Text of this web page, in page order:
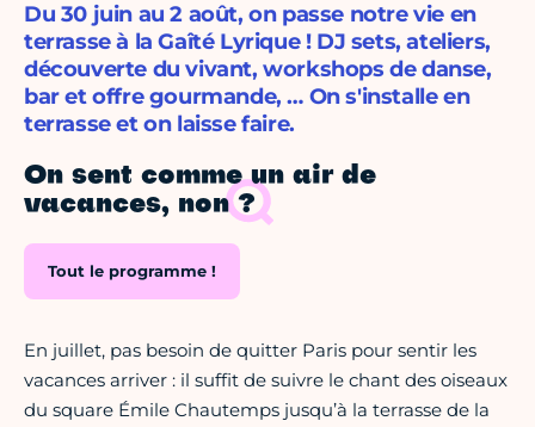
Du 30 juin au 2 août, on passe notre vie en
terrasse à la Gaîté Lyrique ! DJ sets, ateliers,
découverte du vivant, workshops de danse,
bar et offre gourmande, … On s'installe en
terrasse et on laisse faire.
On sent comme un air de
vacances, non ?
Tout le programme !
En juillet, pas besoin de quitter Paris pour sentir les
vacances arriver : il suffit de suivre le chant des oiseaux
du square Émile Chautemps jusqu’à la terrasse de la